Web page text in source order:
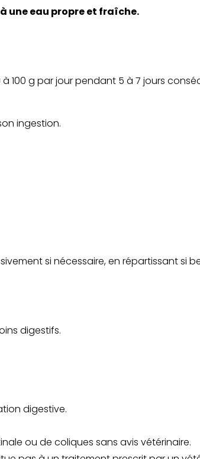
une eau propre et fraîche.
à 100 g par jour pendant 5 à 7 jours
ingestion.
si nécessaire, en répartissant si
digestifs.
digestive.
ou de coliques sans avis vétérinaire.